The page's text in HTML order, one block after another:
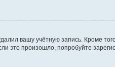
вашу учётную запись. Кроме
произошло, попробуйте